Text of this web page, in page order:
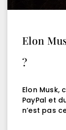
Elon
?
Elon Musk,
PayPal et
n’est pas